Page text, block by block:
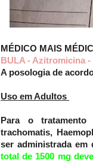
MÉDICO MAIS
BULA - Azitromicina
A posologia de
Uso em Adultos
Para o tratamento
trachomatis,
ser administrada em
total de 1500 mg